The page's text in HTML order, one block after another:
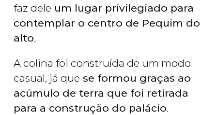
faz dele um lugar privilegiado para
contemplar o centro de Pequim do
alto.
A colina foi construída de um modo
casual, já que se formou graças ao
acúmulo de terra que foi retirada
para a construção do palácio.